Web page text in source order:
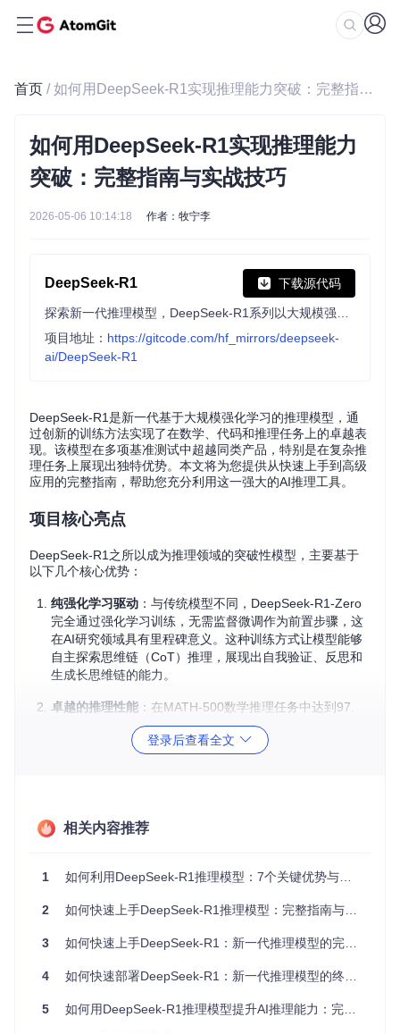
首页 / 如何用DeepSeek-R1实现推理能力突破：完整指南与实战技巧
如何用DeepSeek-R1实现推理能力
突破：完整指南与实战技巧
2026-05-06 10:14:18 作者：牧宁李
DeepSeek-R1 下载源代码
项目地址： https://gitcode.com/hf_mirrors/deepseek-
ai/DeepSeek-R1
DeepSeek-R1是新一代基于大规模强化学习的推理模型，通
过创新的训练方法实现了在数学、代码和推理任务上的卓越表
现。该模型在多项基准测试中超越同类产品，特别是在复杂推
理任务上展现出独特优势。本文将为您提供从快速上手到高级
应用的完整指南，帮助您充分利用这一强大的AI推理工具。
项目核心亮点
DeepSeek-R1之所以成为推理领域的突破性模型，主要基于
以下几个核心优势：
纯强化学习驱动 ：与传统模型不同，DeepSeek-R1-Zero
完全通过强化学习训练，无需监督微调作为前置步骤，这
在AI研究领域具有里程碑意义。这种训练方式让模型能够
自主探索思维链（CoT）推理，展现出自我验证、反思和
生成长思维链的能力。
卓越的推理性能 ：在MATH-500数学推理任务中达到97.
3%的准确率，在Codeforces代码生成任务中达到96.3%的
百分位数，这些成绩表明DeepSeek-R1在复杂推理任务上
速度。这种设计让模型在处理复杂任务时能够动态选择最
开源蒸馏模型：除了主模型外，还提供了从1.5B到70B的
者和开发者能够根据自身需求选择合适的模型规模。
广泛的基准测试覆盖：在AIME 2024、GPQA Diamond、
明了其在多个领域的通用推理能力。
登录后查看全文
相关内容推荐
1 如何利用DeepSeek-R1推理模型：7个关键优势与实战指南
2 如何快速上手DeepSeek-R1推理模型：完整指南与实战技巧
3 如何快速上手DeepSeek-R1：新一代推理模型的完整实战指南
4 如何快速部署DeepSeek-R1：新一代推理模型的终极实战指南
5 如何用DeepSeek-R1推理模型提升AI推理能力：完整指南